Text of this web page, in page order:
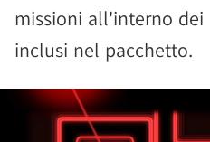
missioni all'interno
inclusi nel pacchetto.